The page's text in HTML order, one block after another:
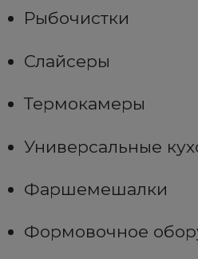
Рыбочистки
Слайсеры
Термокамеры
Универсальные
Фаршемешалки
Формовочное